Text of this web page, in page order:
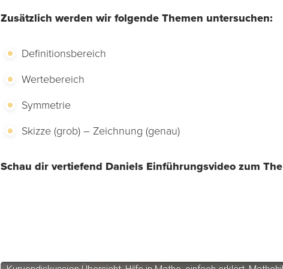
Zusätzlich werden wir folgende Themen untersuchen:
Definitionsbereich
Wertebereich
Symmetrie
Skizze (grob) – Zeichnung (genau)
Schau dir vertiefend Daniels Einführungsvideo zum